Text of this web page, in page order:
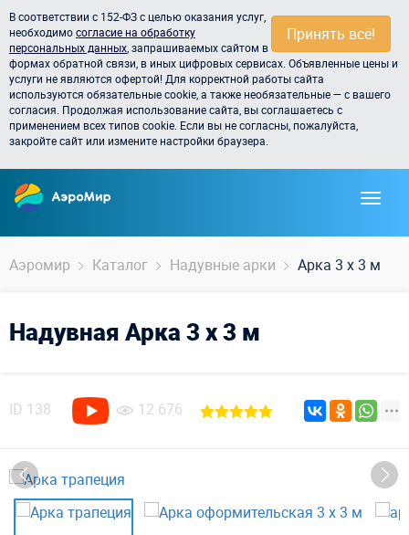
Принять всё!
В соответствии с 152-ФЗ с целью оказания услуг,
необходимосогласие на обработку
персональных данных , запрашиваемых сайтом в
формах обратной связи, в иных цифровых сервисах. Объявленные цены и
услуги не являются офертой! Для корректной работы сайта
используются обязательные cookie, а также необязательные — с вашего
согласия. Продолжая использование сайта, вы соглашаетесь с
применением всех типов cookie. Если вы не согласны, пожалуйста,
закройте сайт или измените настройки браузера.
Аэромир Каталог Надувные арки Арка 3 х 3 м
Надувная Арка 3 х 3 м
ID 138 12 676